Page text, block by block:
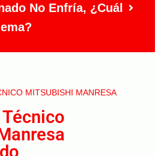
No Enfría, ¿Cuál
MITSUBISHI MANRESA